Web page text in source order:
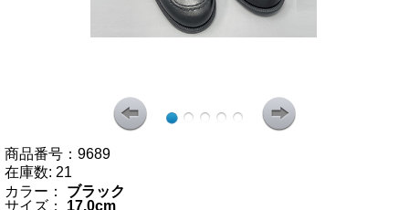
商品番号： 9689
在庫数: 21
カラー：
ブラック
サイズ：
17.0cm